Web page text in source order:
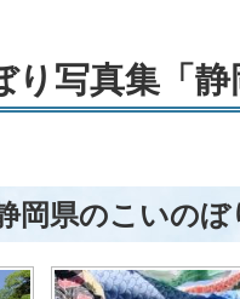
写真集「静
岡県のこいのぼ